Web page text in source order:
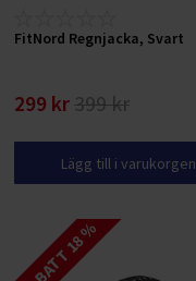
FitNord Regnjacka, Svart
299 kr 399 kr
Lägg till i varukorgen
RABATT 18 %